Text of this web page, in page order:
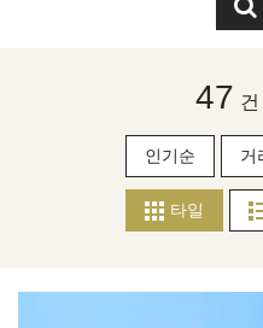
47
인기순 거
타일